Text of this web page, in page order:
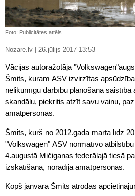
Foto: Publicitātes attēls
Nozare.lv | 26.jūlijs 2017 13:53
Vācijas autoražotāja
Šmits, kuram ASV izvirzītas
nelikumīgu darbību plānošanā saistībā
skandālu, piekritis atzīt savu vainu,
amatpersonas.
Šmits, kurš no 2012.gada marta līdz
"Volkswagen" ASV normatīvo
4.augustā Mičiganas federālajā tiesā
izskatīšanā, norādīja amatpersonas.
Kopš janvāra Šmits atrodas